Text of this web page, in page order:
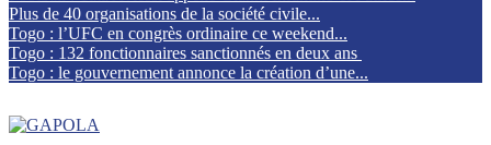
Plus de 40 organisations de la société civile...
Togo : l’UFC en congrès ordinaire ce weekend...
Togo : 132 fonctionnaires sanctionnés en deux ans
Togo : le gouvernement annonce la création d’une...